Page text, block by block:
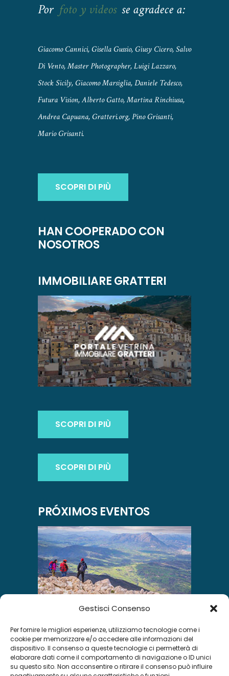
Gestisci Consenso
Per fornire le migliori esperienze, utilizziamo tecnologie come i
cookie per memorizzare e/o accedere alle informazioni del
dispositivo. Il consenso a queste tecnologie ci permetterà di
elaborare dati come il comportamento di navigazione o ID unici
su questo sito. Non acconsentire o ritirare il consenso può influire
Por foto y videos se agradece a:
Giacomo Cannici, Gisella Gussio, Giusy Cicero, Salvo
Di Vento, Master Photographer, Luigi Lazzaro,
Stock Sicily, Giacomo Marsiglia, Daniele Tedesco,
Futura Vision, Alberto Gatto, Martina Rinchiusa,
Andrea Capuana, Gratteri.org, Pino Grisanti,
Mario Grisanti.
SCOPRI DI PIÙ
HAN COOPERADO CON
NOSOTROS
IMMOBILIARE GRATTERI
SCOPRI DI PIÙ
SCOPRI DI PIÙ
PRÓXIMOS EVENTOS
INSTAGRAM